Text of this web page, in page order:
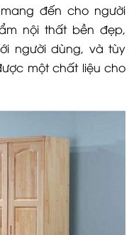
đến cho người
nội thất bền đẹp,
người dùng, và tùy
một chất liệu cho